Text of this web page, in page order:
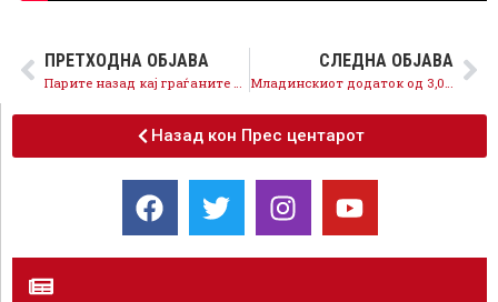
ПРЕТХОДНА ОБЈАВА
Парите назад кај граѓаните е реален концепт, само со Мој ДДВ се враќаат 3 милиони евра
СЛЕДНА ОБЈАВА
Младинскиот додаток од 3,000денари за младите вклучени во производството е влог во човечкиот капитал
Назад кон Прес центарот